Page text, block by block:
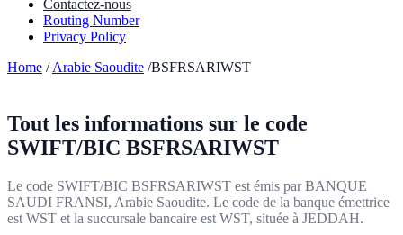
Contactez-nous
Routing Number
Privacy Policy
Home /Arabie Saoudite /BSFRSARIWST
Tout les informations sur le code
SWIFT/BIC BSFRSARIWST
Le code SWIFT/BIC BSFRSARIWST est émis par BANQUE
SAUDI FRANSI, Arabie Saoudite. Le code de la banque émettrice
est WST et la succursale bancaire est WST, située à JEDDAH.